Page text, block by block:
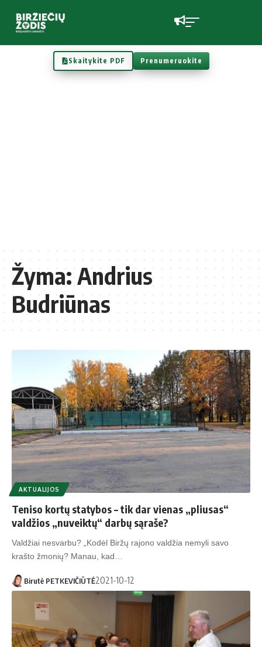
Skaitykite PDF Prenumeruokite
Žyma:Andrius
Budriūnas
AKTUALIJOS
Teniso kortų statybos – tik dar vienas „pliusas“
valdžios „nuveiktų“ darbų sąraše?
Valdžiai nesvarbu? „Kodėl Biržų rajono valdžia nemyli savo
krašto žmonių? Manau, kad…
Birutė PETKEVIČIŪTĖ2021-10-12